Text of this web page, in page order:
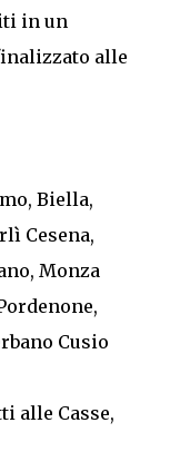
in un
alle
Biella,
Cesena,
Monza
Cusio
alle Casse,